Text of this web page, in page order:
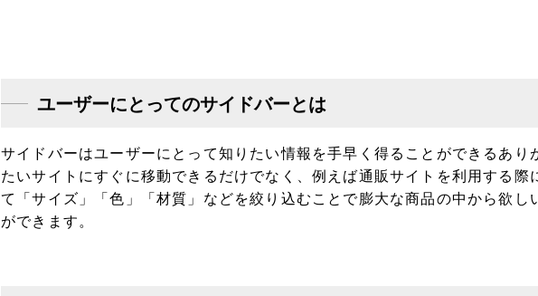
ユーザーにとってのサイドバーとは
サイドバーはユーザーにとって知りたい情報を手早く得ることができるあり
たいサイトにすぐに移動できるだけでなく、例えば通販サイトを利用する際
て「サイズ」「色」「材質」などを絞り込むことで膨大な商品の中から欲し
ができます。